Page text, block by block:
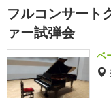
フルコンサート
ァー試弾会
ベ